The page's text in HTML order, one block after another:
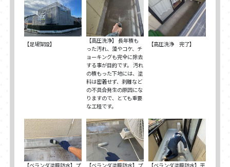
【足場架設】
【高圧洗浄】 長年積も
った汚れ、藻やコケ、チ
ョーキングも完全に除去
する事が目的です。 汚れ
の積もった下地には、塗
料は密着せず、剥離など
の不具合発生の原因にな
りますので、とても重要
な工程です。
【高圧洗浄 完了】
【ベランダ塗膜防水】プ 【ベランダ塗膜防水】プ 【ベランダ塗膜防水】平